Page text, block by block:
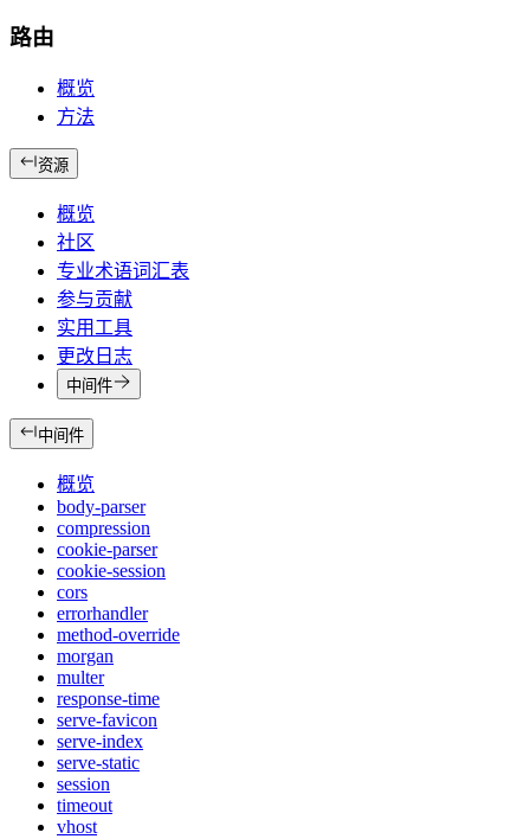
路由
概览
方法
资源
概览
社区
专业术语词汇表
参与贡献
实用工具
更改日志
中间件
中间件
概览
body-parser
compression
cookie-parser
cookie-session
cors
errorhandler
method-override
morgan
multer
response-time
serve-favicon
serve-index
serve-static
session
timeout
vhost